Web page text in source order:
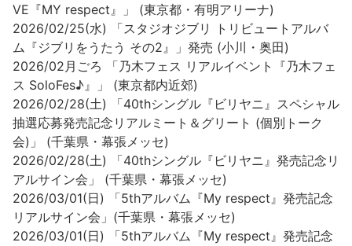
VE『MY respect』」 (東京都・有明アリーナ)
2026/02/25(水) 「スタジオジブリ トリビュートアルバ
ム『ジブリをうたう その2』」発売 (小川・奥田)
2026/02月ごろ 「乃木フェス リアルイベント『乃木フェ
ス SoloFes♪』」 (東京都内近郊)
2026/02/28(土) 「40thシングル『ビリヤニ』スペシャル
抽選応募発売記念リアルミート＆グリート (個別トーク
会)」 (千葉県・幕張メッセ)
2026/02/28(土) 「40thシングル『ビリヤニ』発売記念リ
アルサイン会」 (千葉県・幕張メッセ)
2026/03/01(日) 「5thアルバム『My respect』発売記念
リアルサイン会」(千葉県・幕張メッセ)
2026/03/01(日) 「5thアルバム『My respect』発売記念